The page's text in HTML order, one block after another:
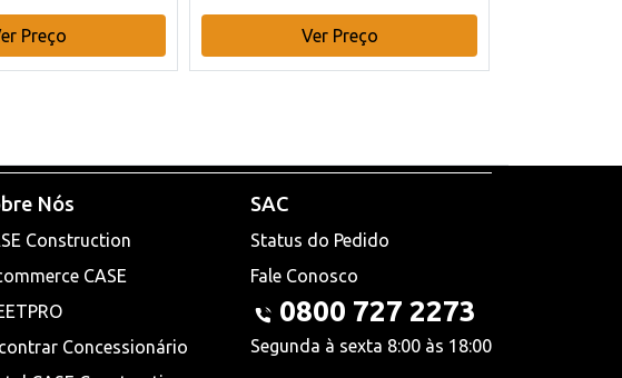
Preço
Ver Preço
Nós
Construction
CASE
Concessionário
SAC
Status do Pedido
Fale Conosco
0800 727 2273
Segunda à sexta 8:00 às 18:00